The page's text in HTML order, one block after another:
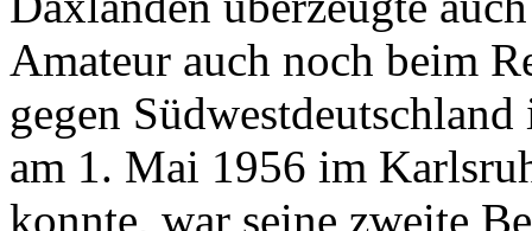
Amateur auch noch beim
gegen
am 1. Mai 1956 im
konnte, war seine zweite